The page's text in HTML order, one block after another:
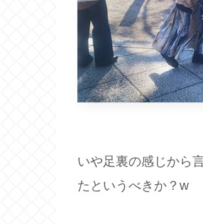
いや足裏の感じから
たというべきか？w